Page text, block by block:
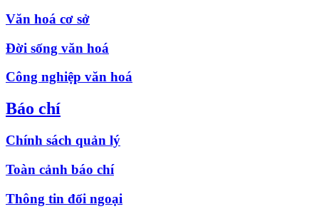
Văn hoá cơ sở
Đời sống văn hoá
Công nghiệp văn hoá
Báo chí
Chính sách quản lý
Toàn cảnh báo chí
Thông tin đối ngoại